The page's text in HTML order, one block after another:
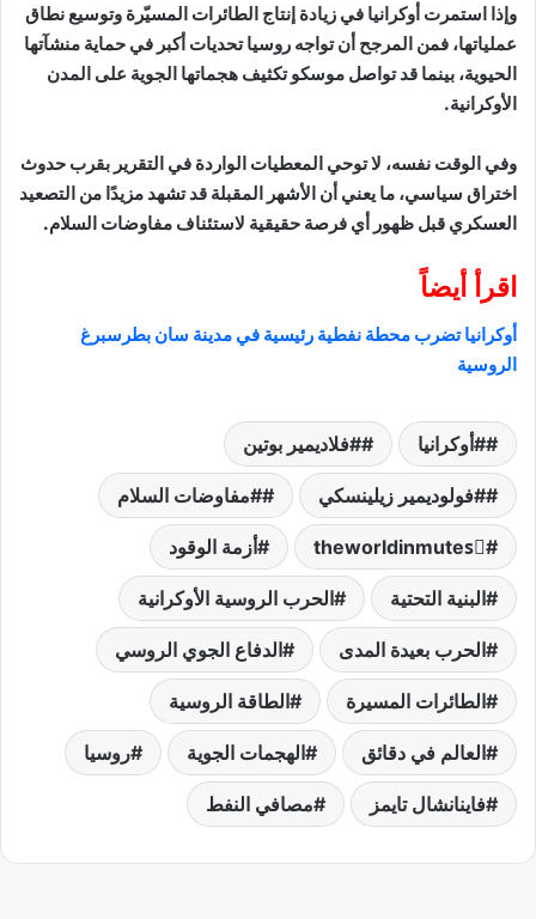
وإذا استمرت أوكرانيا في زيادة إنتاج الطائرات المسيّرة وتوسيع نطاق
عملياتها، فمن المرجح أن تواجه روسيا تحديات أكبر في حماية منشآتها
الحيوية، بينما قد تواصل موسكو تكثيف هجماتها الجوية على المدن
الأوكرانية.
وفي الوقت نفسه، لا توحي المعطيات الواردة في التقرير بقرب حدوث
اختراق سياسي، ما يعني أن الأشهر المقبلة قد تشهد مزيدًا من التصعيد
العسكري قبل ظهور أي فرصة حقيقية لاستئناف مفاوضات السلام.
اقرأ أيضاً
أوكرانيا تضرب محطة نفطية رئيسية في مدينة سان بطرسبرغ
الروسية
#أوكرانيا #فلاديمير بوتين
#فولوديمير زيلينسكي #مفاوضات السلام
theworldinmutesً أزمة الوقود
البنية التحتية الحرب الروسية الأوكرانية
الحرب بعيدة المدى الدفاع الجوي الروسي
الطائرات المسيرة الطاقة الروسية
العالم في دقائق الهجمات الجوية روسيا
فاينانشال تايمز مصافي النفط